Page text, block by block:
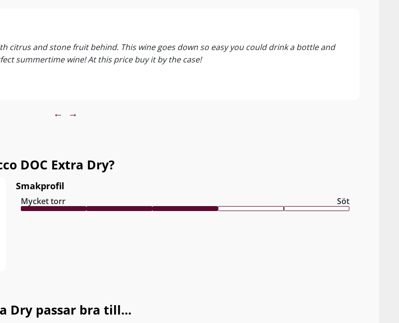
citrus and stone fruit behind. This wine goes down so easy you could drink a bottle and
summertime wine! At this price buy it by the case!
← →
DOC Extra Dry?
Smakprofil
Mycket torr Söt
Dry passar bra till...